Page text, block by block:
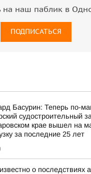
на наш паблик в
ПОДПИСАТЬСЯ
Басурин: Теперь по-
судостроительный
крае вышел на
за последние 25 лет
о последствиях